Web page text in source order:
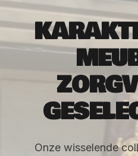
Onze wisselende